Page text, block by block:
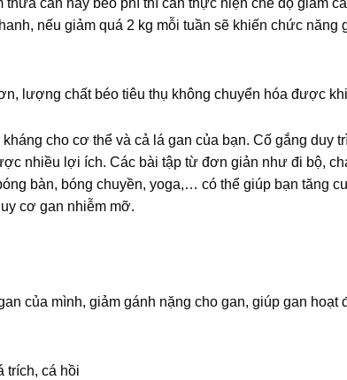
cân hay béo phì thì cần thực hiện chế độ giảm
nếu giảm quá 2 kg mỗi tuần sẽ khiến chức năng
lượng chất béo tiêu thụ không chuyển hóa được
cho cơ thể và cả lá gan của bạn. Cố gắng duy
nhiều lợi ích. Các bài tập từ đơn giản như đi bộ,
bàn, bóng chuyền, yoga,… có thể giúp bạn tăng
cơ gan nhiễm mỡ.
của mình, giảm gánh nặng cho gan, giúp gan hoạt
trích, cá hồi